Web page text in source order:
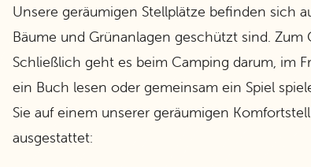
Unsere geräumigen Stellplätze befinden sich
Bäume und Grünanlagen geschützt sind.
Schließlich geht es beim Camping darum, im
ein Buch lesen oder gemeinsam ein Spiel
Sie auf einem unserer geräumigen
ausgestattet: